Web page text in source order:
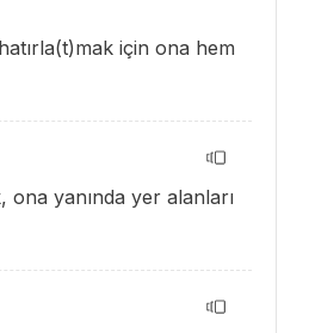
için ona hem
ona yanında yer alanları